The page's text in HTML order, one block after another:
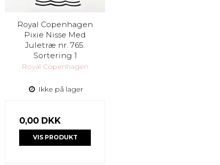
Royal Copenhagen
Pixie Nisse Med
Juletræ nr. 765.
Sortering 1
Royal Copenhagen
Ikke på lager
0,00 DKK
VIS PRODUKT